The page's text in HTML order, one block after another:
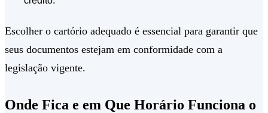
Escolher o cartório adequado é essencial para garantir que
seus documentos estejam em conformidade com a
legislação vigente.
Onde Fica e em Que Horário Funciona o